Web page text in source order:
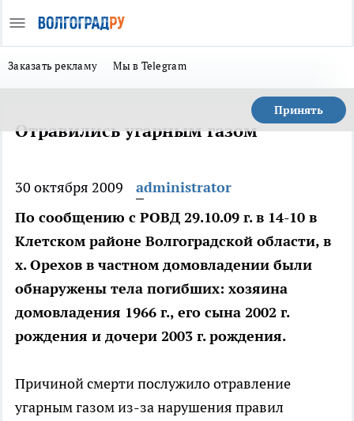
Заказать рекламу Мы в Telegram
Принять
Отравились угарным газом
30 октября 2009
administrator
По сообщению с РОВД 29.10.09 г. в 14-10 в
Клетском районе Волгоградской области, в
х. Орехов в частном домовладении были
обнаружены тела погибших: хозяина
домовладения 1966 г., его сына 2002 г.
рождения и дочери 2003 г. рождения.
Причиной смерти послужило отравление
угарным газом из-за нарушения правил